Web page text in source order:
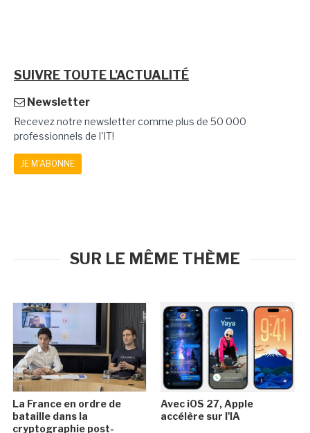
SUIVRE TOUTE L'ACTUALITÉ
Newsletter
Recevez notre newsletter comme plus de 50 000
professionnels de l'IT!
JE M'ABONNE
SUR LE MÊME THÈME
La France en ordre de
bataille dans la
cryptographie post-
Avec iOS 27, Apple
accélère sur l'IA